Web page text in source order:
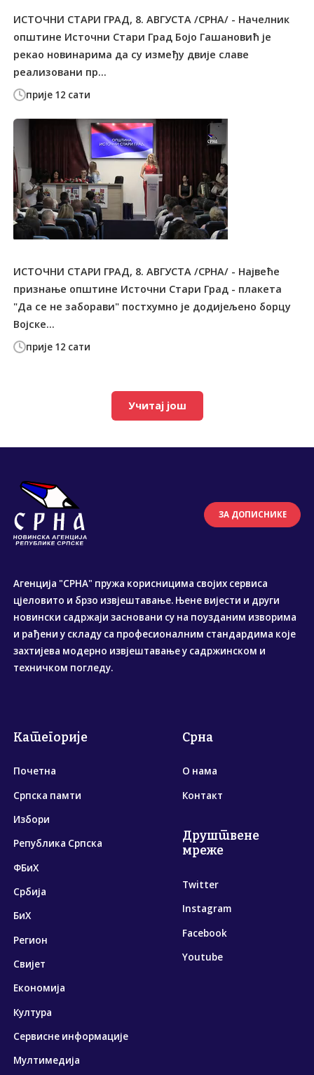
прије 12 сати
ИСТОЧНИ СТАРИ ГРАД, 8. АВГУСТА /СРНА/ - Начелник
општине Источни Стари Град Бојо Гашановић је
рекао новинарима да су између двије славе
реализовани пр...
прије 12 сати
ИСТОЧНИ СТАРИ ГРАД, 8. АВГУСТА /СРНА/ - Највеће
признање општине Источни Стари Град - плакета
"Да се не заборави" постхумно је додијељено борцу
Војске...
Учитај још
ЗА ДОПИСНИКЕ
Агенција "СРНА" пружа корисницима својих сервиса
цјеловито и брзо извјештавање. Њене вијести и други
новински садржаји засновани су на поузданим изворима
и рађени у складу са професионалним стандардима које
захтијева модерно извјештавање у садржинском и
техничком погледу.
Категорије
Почетна
Српска памти
Избори
Република Српска
ФБиХ
Србија
БиХ
Регион
Свијет
Економија
Култура
Сервисне информације
Мултимедија
Срна
О нама
Контакт
Друштвене
мреже
Twitter
Instagram
Facebook
Youtube